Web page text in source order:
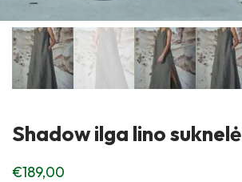
Shadow ilga lino suknelė
€189,00